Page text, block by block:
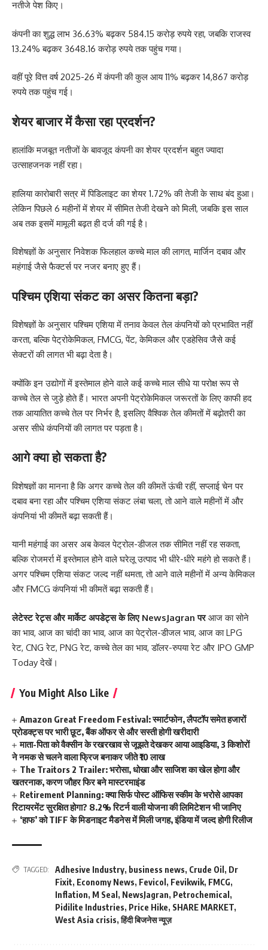
नतीजे पेश किए।
कंपनी का शुद्ध लाभ 36.63% बढ़कर 584.15 करोड़ रुपये रहा, जबकि राजस्व
13.24% बढ़कर 3648.16 करोड़ रुपये तक पहुंच गया।
वहीं पूरे वित्त वर्ष 2025-26 में कंपनी की कुल आय 11% बढ़कर 14,867 करोड़
रुपये तक पहुंच गई।
शेयर बाजार में कैसा रहा प्रदर्शन?
हालांकि मजबूत नतीजों के बावजूद कंपनी का शेयर प्रदर्शन बहुत ज्यादा
उत्साहजनक नहीं रहा।
हालिया कारोबारी सत्र में पिडिलाइट का शेयर 1.72% की तेजी के साथ बंद हुआ।
लेकिन पिछले 6 महीनों में शेयर में सीमित तेजी देखने को मिली, जबकि इस साल
अब तक इसमें मामूली बढ़त ही दर्ज की गई है।
विशेषज्ञों के अनुसार निवेशक फिलहाल कच्चे माल की लागत, मार्जिन दबाव और
महंगाई जैसे फैक्टर्स पर नजर बनाए हुए हैं।
पश्चिम एशिया संकट का असर कितना बड़ा?
विशेषज्ञों के अनुसार पश्चिम एशिया में तनाव केवल तेल कंपनियों को प्रभावित नहीं
करता, बल्कि पेट्रोकेमिकल, FMCG, पेंट, केमिकल और एडहेसिव जैसे कई
सेक्टरों की लागत भी बढ़ा देता है।
क्योंकि इन उद्योगों में इस्तेमाल होने वाले कई कच्चे माल सीधे या परोक्ष रूप से
कच्चे तेल से जुड़े होते हैं। भारत अपनी पेट्रोकेमिकल जरूरतों के लिए काफी हद
तक आयातित कच्चे तेल पर निर्भर है, इसलिए वैश्विक तेल कीमतों में बढ़ोतरी का
असर सीधे कंपनियों की लागत पर पड़ता है।
आगे क्या हो सकता है?
विशेषज्ञों का मानना है कि अगर कच्चे तेल की कीमतें ऊंची रहीं, सप्लाई चेन पर
दबाव बना रहा और पश्चिम एशिया संकट लंबा चला, तो आने वाले महीनों में और
कंपनियां भी कीमतें बढ़ा सकती हैं।
यानी महंगाई का असर अब केवल पेट्रोल-डीजल तक सीमित नहीं रह सकता,
बल्कि रोजमर्रा में इस्तेमाल होने वाले घरेलू उत्पाद भी धीरे-धीरे महंगे हो सकते हैं।
अगर पश्चिम एशिया संकट जल्द नहीं थमता, तो आने वाले महीनों में अन्य केमिकल
और FMCG कंपनियां भी कीमतें बढ़ा सकती हैं।
लेटेस्ट रेट्स और मार्केट अपडेट्स के लिए NewsJagran पर आज का सोने
का भाव, आज का चांदी का भाव, आज का पेट्रोल-डीजल भाव, आज का LPG
रेट, CNG रेट, PNG रेट,कच्चे तेल का भाव,डॉलर-रुपया रेट और IPO GMP
Todayदेखें।
You Might Also Like
Amazon Great Freedom Festival: स्मार्टफोन, लैपटॉप समेत हजारों
प्रोडक्ट्स पर भारी छूट, बैंक ऑफर से और सस्ती होगी खरीदारी
माता-पिता को वैक्सीन के रखरखाव से जूझते देखकर आया आइडिया, 3 किशोरों
ने नमक से चलने वाला फ्रिज बनाकर जीते ₹10 लाख
The Traitors 2 Trailer: भरोसा, धोखा और साजिश का खेल होगा और
खतरनाक, करण जौहर फिर बने मास्टरमाइंड
Retirement Planning: क्या सिर्फ पोस्ट ऑफिस स्कीम के भरोसे आपका
रिटायरमेंट सुरक्षित होगा? 8.2% रिटर्न वाली योजना की लिमिटेशन भी जानिए
‘हाफ’ को TIFF के मिडनाइट मैडनेस में मिली जगह, इंडिया में जल्द होगी रिलीज
TAGGED: Adhesive Industry, business news, Crude Oil , Dr
Fixit, Economy News, Fevicol , Fevikwik, FMCG,
Inflation, M Seal , NewsJagran, Petrochemical ,
Pidilite Industries, Price Hike, SHARE MARKET,
West Asia crisis,हिंदी बिजनेस न्यूज़